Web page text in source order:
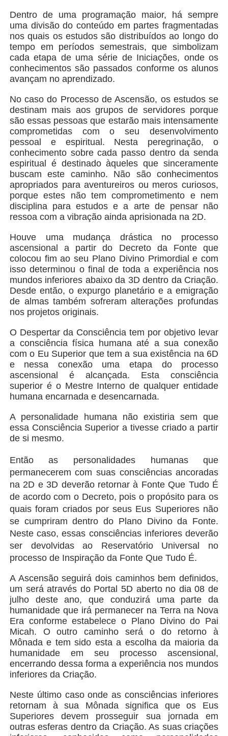
Dentro de uma programação maior, há sempre
uma divisão do conteúdo em partes fragmentadas
nos quais os estudos são distribuídos ao longo do
tempo em períodos semestrais, que simbolizam
cada etapa de uma série de Iniciações, onde os
conhecimentos são passados conforme os alunos
avançam no aprendizado.
No caso do Processo de Ascensão, os estudos se
destinam mais aos grupos de servidores porque
são essas pessoas que estarão mais intensamente
comprometidas com o seu desenvolvimento
pessoal e espiritual. Nesta peregrinação, o
conhecimento sobre cada passo dentro da senda
espiritual é destinado àqueles que sinceramente
buscam este caminho. Não são conhecimentos
apropriados para aventureiros ou meros curiosos,
porque estes não tem comprometimento e nem
disciplina para estudos e a arte de pensar não
ressoa com a vibração ainda aprisionada na 2D.
Houve uma mudança drástica no processo
ascensional a partir do Decreto da Fonte que
colocou fim ao seu Plano Divino Primordial e com
isso determinou o final de toda a experiência nos
mundos inferiores abaixo da 3D dentro da Criação.
Desde então, o expurgo planetário e a emigração
de almas também sofreram alterações profundas
nos projetos originais.
O Despertar da Consciência tem por objetivo levar
a consciência física humana até a sua conexão
com o Eu Superior que tem a sua existência na 6D
e nessa conexão uma etapa do processo
ascensional é alcançada. Esta consciência
superior é o Mestre Interno de qualquer entidade
humana encarnada e desencarnada.
A personalidade humana não existiria sem que
essa Consciência Superior a tivesse criado a partir
de si mesmo.
Então as personalidades humanas que
permanecerem com suas consciências ancoradas
na 2D e 3D deverão retornar à Fonte Que Tudo É
de acordo com o Decreto, pois o propósito para os
quais foram criados por seus Eus Superiores não
se cumpriram dentro do Plano Divino da Fonte.
Neste caso, essas consciências inferiores deverão
ser devolvidas ao Reservatório Universal no
processo de Inspiração da Fonte Que Tudo É.
A Ascensão seguirá dois caminhos bem definidos,
um será através do Portal 5D aberto no dia 08 de
julho deste ano, que conduzirá uma parte da
humanidade que irá permanecer na Terra na Nova
Era conforme estabelece o Plano Divino do Pai
Micah. O outro caminho será o do retorno à
Mônada e tem sido esta a escolha da maioria da
humanidade em seu processo ascensional,
encerrando dessa forma a experiência nos mundos
inferiores da Criação.
Neste último caso onde as consciências inferiores
retornam à sua Mônada significa que os Eus
Superiores devem prosseguir sua jornada em
outras esferas dentro da Criação. As suas criações